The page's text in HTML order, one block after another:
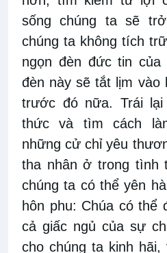
sống chúng ta sẽ
chúng ta không tích
ngọn đèn đức tin của
đèn này sẽ tắt lịm vào
trước đó nữa. Trái
thức và tìm cách
những cử chỉ yêu
tha nhân ở trong tình
chúng ta có thể yên
hôn phu: Chúa có thể
cả giấc ngủ của sự
cho chúng ta kinh